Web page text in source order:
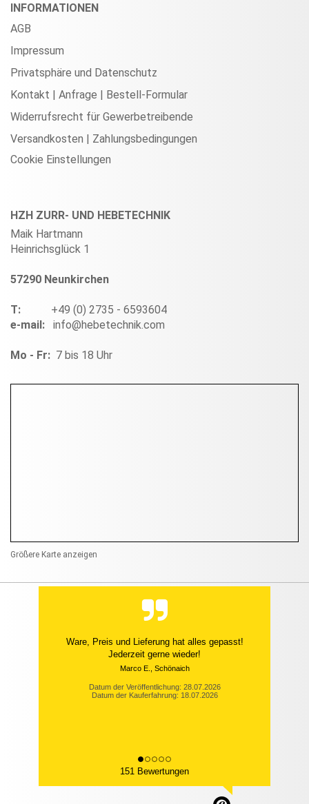
INFORMATIONEN
AGB
Impressum
Privatsphäre und Datenschutz
Kontakt | Anfrage | Bestell-Formular
Widerrufsrecht für Gewerbetreibende
Versandkosten | Zahlungsbedingungen
Cookie Einstellungen
HZH ZURR- UND HEBETECHNIK
Maik Hartmann
Heinrichsglück 1
57290 Neunkirchen
T: +49 (0) 2735 - 6593604
e-mail: info@hebetechnik.com
Mo - Fr: 7 bis 18 Uhr
Größere Karte anzeigen
Ware, Preis und Lieferung hat alles gepasst!
Jederzeit gerne wieder!
Marco E., Schönaich
Datum der Veröffentlichung: 28.07.2026
Datum der Kauferfahrung: 18.07.2026
151 Bewertungen